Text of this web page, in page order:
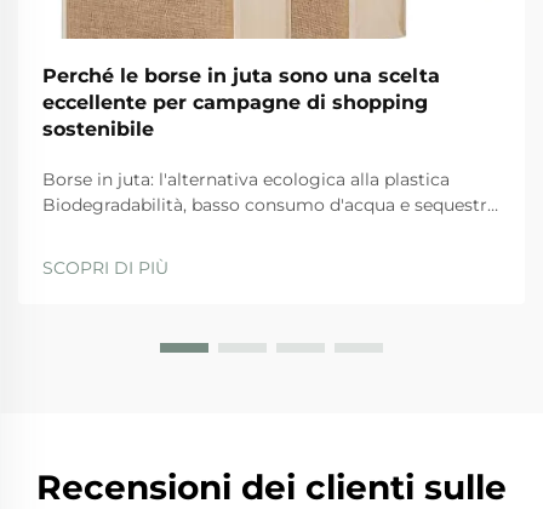
Perché le borse in juta sono una scelta
eccellente per campagne di shopping
sostenibile
Borse in juta: l'alternativa ecologica alla plastica
Biodegradabilità, basso consumo d'acqua e sequestro
sintetiche Quando si tratta di opzioni ecologiche, le
borse in juta si distinguono per diversi motivi. Prima
SCOPRI DI PIÙ
Recensioni dei clienti sulle